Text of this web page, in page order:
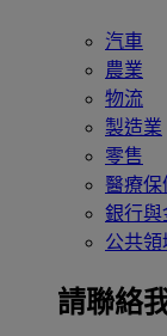
汽車
農業
物流
製造業
零售
醫療保
銀行與
公共領
請聯絡